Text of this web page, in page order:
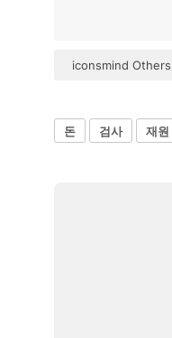
iconsmind Others
돈 검사 재원